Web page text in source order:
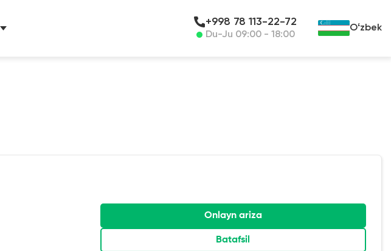
+998 78 113-22-72
Du-Ju 09:00 - 18:00
Oʻzbek
Onlayn ariza
Batafsil